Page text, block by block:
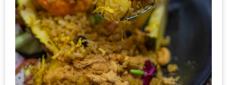
หนาว
นัก
ใช่
ไหม?
แวะ
ไป